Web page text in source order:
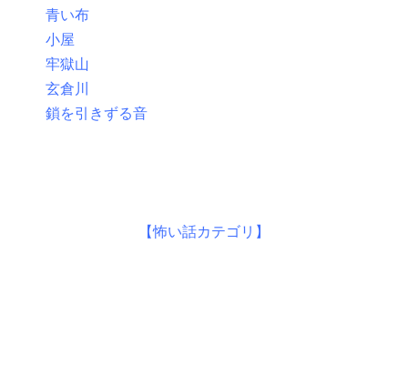
青い布
小屋
牢獄山
玄倉川
鎖を引きずる音
【怖い話カテゴリ】